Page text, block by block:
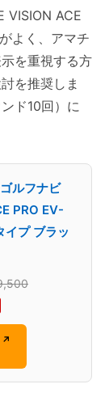
VISION ACE
よく、アマチ
を重視する方
を推奨しま
ド10回）に
ルフナビ
PRO EV-
プ ブラッ
↗